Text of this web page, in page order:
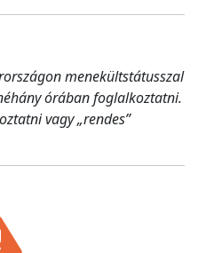
menekültstátusszal
órában foglalkoztatni.
vagy „rendes”